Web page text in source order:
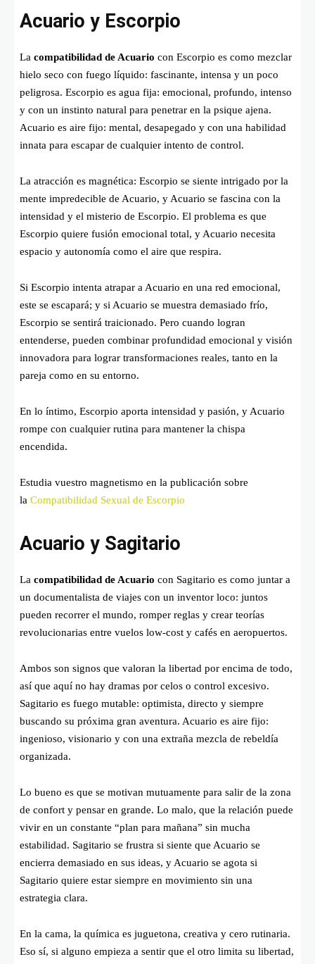
Acuario y Escorpio
La compatibilidad de Acuario con Escorpio es como mezclar
hielo seco con fuego líquido: fascinante, intensa y un poco
peligrosa. Escorpio es agua fija: emocional, profundo, intenso
y con un instinto natural para penetrar en la psique ajena.
Acuario es aire fijo: mental, desapegado y con una habilidad
innata para escapar de cualquier intento de control.
La atracción es magnética: Escorpio se siente intrigado por la
mente impredecible de Acuario, y Acuario se fascina con la
intensidad y el misterio de Escorpio. El problema es que
Escorpio quiere fusión emocional total, y Acuario necesita
espacio y autonomía como el aire que respira.
Si Escorpio intenta atrapar a Acuario en una red emocional,
este se escapará; y si Acuario se muestra demasiado frío,
Escorpio se sentirá traicionado. Pero cuando logran
entenderse, pueden combinar profundidad emocional y visión
innovadora para lograr transformaciones reales, tanto en la
pareja como en su entorno.
En lo íntimo, Escorpio aporta intensidad y pasión, y Acuario
rompe con cualquier rutina para mantener la chispa
encendida.
Estudia vuestro magnetismo en la publicación sobre
la Compatibilidad Sexual de Escorpio
Acuario y Sagitario
La compatibilidad de Acuario con Sagitario es como juntar a
un documentalista de viajes con un inventor loco: juntos
pueden recorrer el mundo, romper reglas y crear teorías
revolucionarias entre vuelos low-cost y cafés en aeropuertos.
Ambos son signos que valoran la libertad por encima de todo,
así que aquí no hay dramas por celos o control excesivo.
Sagitario es fuego mutable: optimista, directo y siempre
buscando su próxima gran aventura. Acuario es aire fijo:
ingenioso, visionario y con una extraña mezcla de rebeldía
organizada.
Lo bueno es que se motivan mutuamente para salir de la zona
de confort y pensar en grande. Lo malo, que la relación puede
vivir en un constante “plan para mañana” sin mucha
estabilidad. Sagitario se frustra si siente que Acuario se
encierra demasiado en sus ideas, y Acuario se agota si
Sagitario quiere estar siempre en movimiento sin una
estrategia clara.
En la cama, la química es juguetona, creativa y cero rutinaria.
Eso sí, si alguno empieza a sentir que el otro limita su libertad,